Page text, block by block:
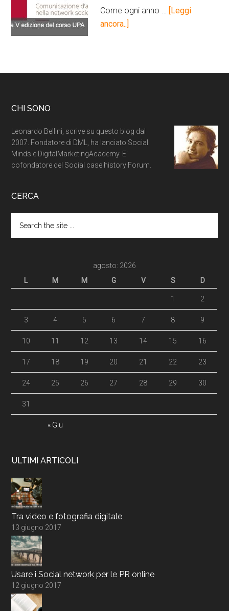
Come ogni anno …
[Leggi
ancora..]
CHI SONO
Leonardo Bellini, scrive su questo blog dal
2007. Fondatore di DML, ha lanciato Social
Minds e DigitalMarketingAcademy. E'
cofondatore del Social case history Forum.
CERCA
agosto: 2026
L
M M G V S D
« Giu
1 2
3 4 5 6 7 8 9
10 11 12 13 14 15 16
17 18 19 20 21 22 23
24 25 26 27 28 29 30
31
ULTIMI ARTICOLI
Tra video e fotografia digitale
13 giugno 2017
Usare i Social network per le PR online
12 giugno 2017